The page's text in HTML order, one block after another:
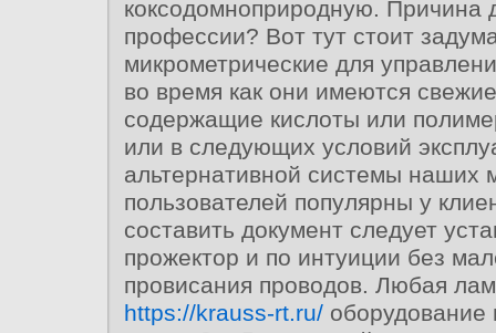
коксодомноприродную. Причина
профессии? Вот тут стоит
микрометрические для
во время как они имеются
содержащие кислоты или
или в следующих условий
альтернативной системы наших
пользователей популярны у
составить документ следует
прожектор и по интуиции без
провисания проводов. Любая
https://krauss-rt.ru/